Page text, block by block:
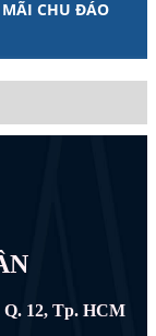
CHU ĐÁO
12, Tp. HCM